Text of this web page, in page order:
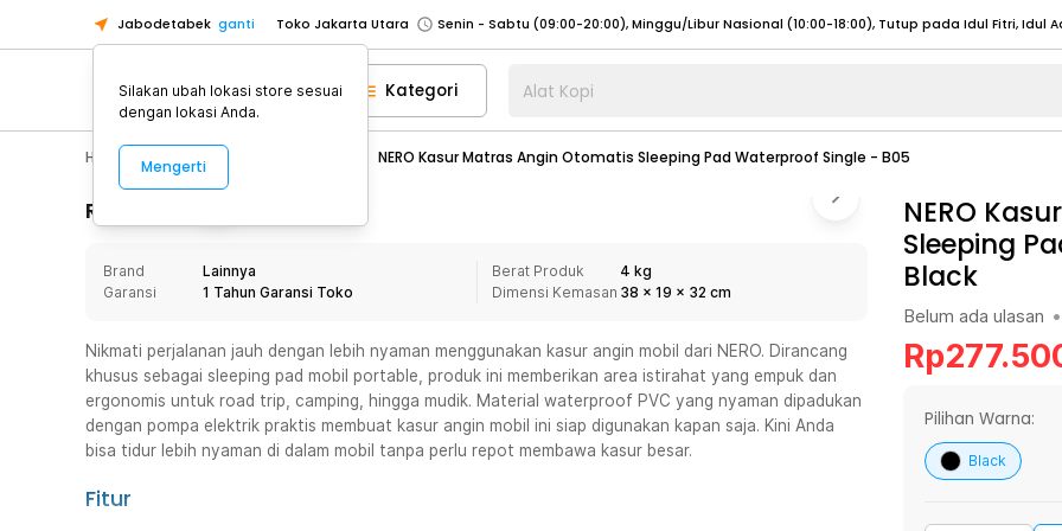
Jabodetabek ganti Toko Jakarta Utara
Toko Tangerang
Toko Cikupa
Pick n Go Jakarta Barat
Senin - Jumat (07:00 - 20:00), Sabtu - Minggu (08:00 - 20:00), Tutup pada Idul Fitri
Pick n Go Bekasi
Senin - Jumat (08:00 - 20:00), Sabtu - Minggu/ Libur Nasional (08:00 - 17:00)
Senin - Jumat (08:00 - 20:00), Sabtu - Minggu/ Libur Nasional (08:00 - 17:00) Selengkapnya
Senin - Sabtu (09:00-20:00), Minggu/Libur Nasional (12:00-20:00), Tutup pada Idul Fitri
Senin - Sabtu (09:00-20:00), Minggu/Libur Nasional (12:00-20:00), Tutup pada Idul Fitri
Toko Tangerang
Toko Cikupa
Pick n Go Jakarta Barat
Senin - Jumat (07:00 - 20:00), Sabtu - Minggu (08:00 - 20:00), Tutup pada Idul Fitri
Pick n Go Bekasi
Senin - Jumat (08:00 - 20:00), Sabtu - Minggu/ Libur Nasional (08:00 - 17:00) Selengkapnya
Kategori Alat Kopi
Hobby Mobil NERO Kasur Matras Angin Otomatis Sleeping Pad Waterproof Single - B05
Rincian Produk
Brand
Lainnya
Garansi
1 Tahun Garansi Toko
Berat Produk
4 kg
Dimensi Kemasan 38 x 19 x 32 cm
Nikmati perjalanan jauh dengan lebih nyaman menggunakan kasur angin mobil dari NERO. Dirancang
khusus sebagai sleeping pad mobil portable, produk ini memberikan area istirahat yang empuk dan
ergonomis untuk road trip, camping, hingga mudik. Material waterproof PVC yang nyaman dipadukan
dengan pompa elektrik praktis membuat kasur angin mobil ini siap digunakan kapan saja. Kini Anda
bisa tidur lebih nyaman di dalam mobil tanpa perlu repot membawa kasur besar.
Fitur
NERO
Sleeping
Black
Belum ada ulasan •
Rp
Pilihan Warna:
Black
Silakan ubah lokasi store sesuai
dengan lokasi Anda.
Mengerti